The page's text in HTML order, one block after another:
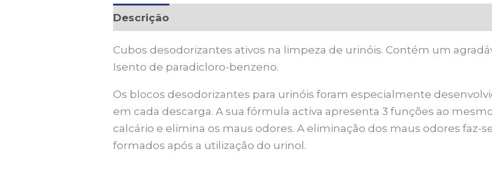
Descrição
Cubos desodorizantes ativos na limpeza de urinóis. Contém um
Isento de paradicloro-benzeno.
Os blocos desodorizantes para urinóis foram especialmente
em cada descarga. A sua fórmula activa apresenta 3 funções ao
calcário e elimina os maus odores. A eliminação dos maus odores faz-
formados após a utilização do urinol.